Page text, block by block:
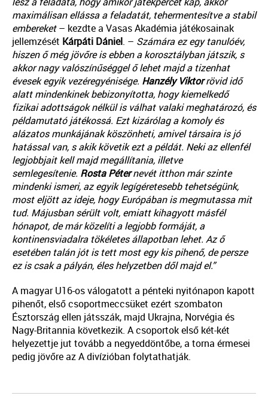
maximálisan ellássa a feladatát, tehermentesítve a stabil
embereket– kezdte a Vasas Akadémia játékosainak
jellemzését Kárpáti Dániel. – Számára ez egy tanulóév,
hiszen ő még jövőre is ebben a korosztályban játszik, s
akkor nagy valószínűséggel ő lehet majd a tizenhat
évesek egyik vezéregyénisége. Hanzély Viktorrövid idő
alatt mindenkinek bebizonyította, hogy kiemelkedő
fizikai adottságok nélkül is válhat valaki meghatározó, és
példamutató játékossá. Ezt kizárólag a komoly és
alázatos munkájának köszönheti, amivel társaira is jó
hatással van, s akik követik ezt a példát. Neki az ellenfél
legjobbjait kell majd megállítania, illetve
semlegesítenie. Rosta Péternevét itthon már szinte
mindenki ismeri, az egyik legígéretesebb tehetségünk,
most eljött az ideje, hogy Európában is megmutassa mit
tud. Májusban sérült volt, emiatt kihagyott másfél
hónapot, de már közelíti a legjobb formáját, a
kontinensviadalra tökéletes állapotban lehet. Az ő
esetében talán jót is tett most egy kis pihenő, de persze
ez is csak a pályán, éles helyzetben dől majd el.”
A magyar U16-os válogatott a pénteki nyitónapon kapott
pihenőt, első csoportmeccsüket ezért szombaton
Észtország ellen játsszák, majd Ukrajna, Norvégia és
Nagy-Britannia következik. A csoportok első két-két
helyezettje jut tovább a negyeddöntőbe, a torna érmesei
pedig jövőre az A divízióban folytathatják.